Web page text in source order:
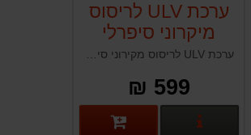
ערכת ULV לריסוס
מיקרוני סיפרלי
CIFARELLI L3A
599 ₪
פרטים נוספים